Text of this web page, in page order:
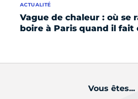
Vague de chaleur : où se
boire à Paris quand il fait
ACTUALITÉ
Vous êtes...